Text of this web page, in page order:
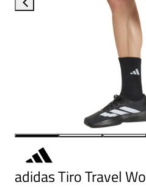
adidas Tiro Travel